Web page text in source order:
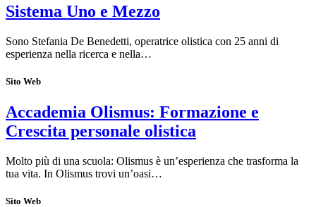
Sistema Uno e Mezzo
Sono Stefania De Benedetti, operatrice olistica con 25 anni di
esperienza nella ricerca e nella…
Sito Web
Accademia Olismus: Formazione e
Crescita personale olistica
Molto più di una scuola: Olismus è un’esperienza che trasforma la
tua vita. In Olismus trovi un’oasi…
Sito Web